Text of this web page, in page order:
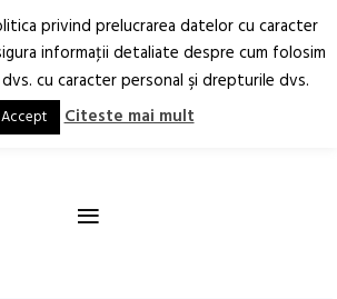
RO EN
≡
privind prelucrarea datelor cu caracter
informaţii detaliate despre cum folosim
cu caracter personal şi drepturile dvs.
Accept Citeste mai mult